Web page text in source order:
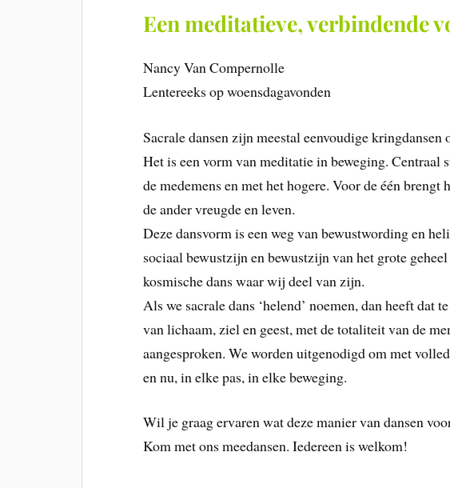
Een meditatieve, verbindende
Nancy Van Compernolle
Lentereeks op woensdagavonden
Sacrale dansen zijn meestal eenvoudige
Het is een vorm van meditatie in beweging. Centraal
de medemens en met het hogere. Voor de één
de ander vreugde en leven.
Deze dansvorm is een weg van bewustwording en
sociaal bewustzijn en bewustzijn van het grote
kosmische dans waar wij deel van zijn.
Als we sacrale dans ‘helend’ noemen, dan heeft dat
van lichaam, ziel en geest, met de totaliteit van de
aangesproken. We worden uitgenodigd om met
en nu, in elke pas, in elke beweging.
Wil je graag ervaren wat deze manier van dansen
Kom met ons meedansen. Iedereen is welkom!